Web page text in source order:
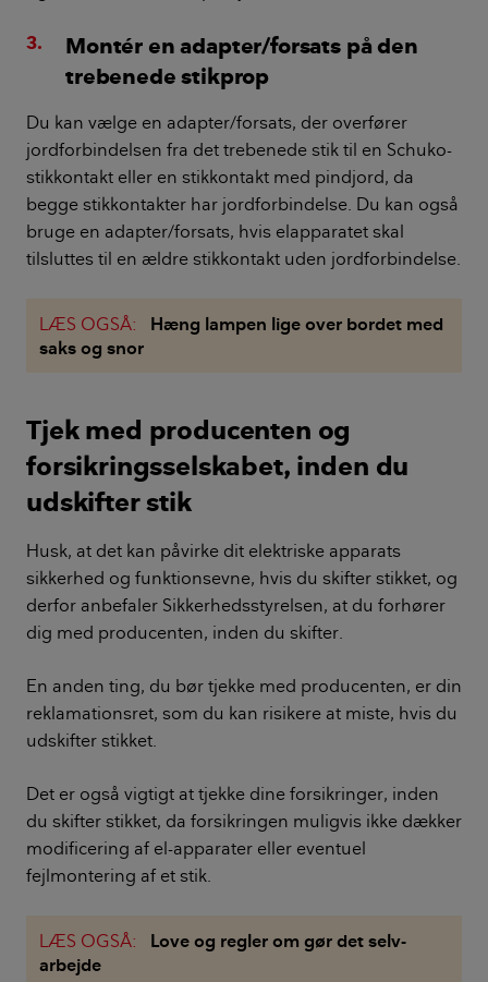
Montér en adapter/forsats på den
trebenede stikprop
Du kan vælge en adapter/forsats, der overfører
jordforbindelsen fra det trebenede stik til en Schuko-
stikkontakt eller en stikkontakt med pindjord, da
begge stikkontakter har jordforbindelse. Du kan også
bruge en adapter/forsats, hvis elapparatet skal
tilsluttes til en ældre stikkontakt uden jordforbindelse.
LÆS OGSÅ:
Hæng lampen lige over bordet med
saks og snor
Tjek med producenten og
forsikringsselskabet, inden du
udskifter stik
Husk, at det kan påvirke dit elektriske apparats
sikkerhed og funktionsevne, hvis du skifter stikket, og
derfor anbefaler Sikkerhedsstyrelsen, at du forhører
dig med producenten, inden du skifter.
En anden ting, du bør tjekke med producenten, er din
reklamationsret, som du kan risikere at miste, hvis du
udskifter stikket.
Det er også vigtigt at tjekke dine forsikringer, inden
du skifter stikket, da forsikringen muligvis ikke dækker
modificering af el-apparater eller eventuel
fejlmontering af et stik.
LÆS OGSÅ:
Love og regler om gør det selv-
arbejde